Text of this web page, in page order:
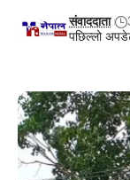
पछिल्लो
संवाददाता